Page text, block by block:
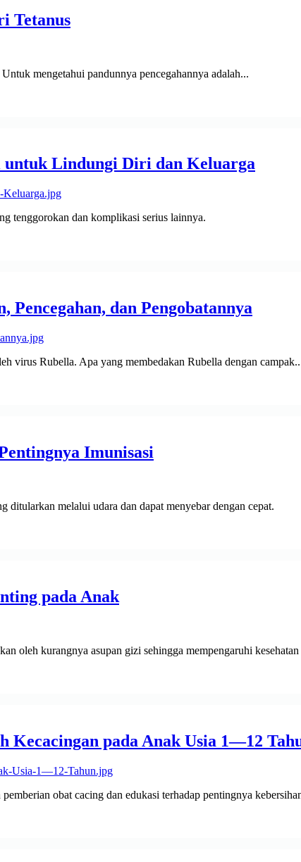
Tetanus
mengetahui pandunnya pencegahannya adalah...
untuk Lindungi Diri dan Keluarga
tenggorokan dan komplikasi serius lainnya.
dan Pengobatannya
virus Rubella. Apa yang membedakan Rubella dengan
Imunisasi
melalui udara dan dapat menyebar dengan cepat.
pada Anak
oleh kurangnya asupan gizi sehingga mempengaruhi
Kecacingan pada Anak Usia 1—12
obat cacing dan edukasi terhadap pentingnya